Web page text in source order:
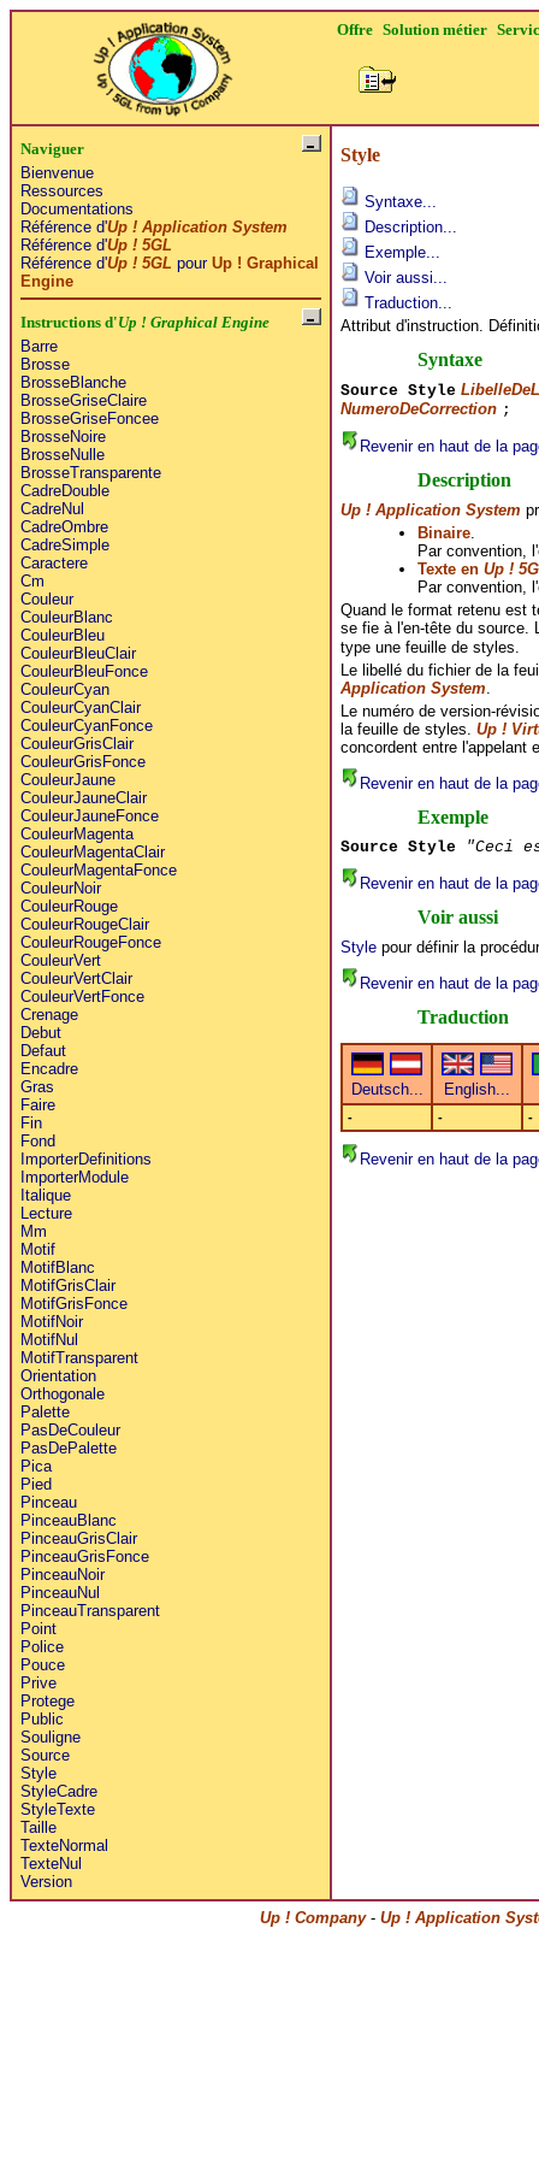
Offre Solution métier
Naviguer
Bienvenue
Ressources
Documentations
Référence d'Up ! Application System
Référence d'Up ! 5GL
Référence d'Up ! 5GL pour Up ! Graphical
Engine
Instructions d'Up ! Graphical Engine
Barre
Brosse
BrosseBlanche
BrosseGriseClaire
BrosseGriseFoncee
BrosseNoire
BrosseNulle
BrosseTransparente
CadreDouble
CadreNul
CadreOmbre
CadreSimple
Caractere
Cm
Couleur
CouleurBlanc
CouleurBleu
CouleurBleuClair
CouleurBleuFonce
CouleurCyan
CouleurCyanClair
CouleurCyanFonce
CouleurGrisClair
CouleurGrisFonce
CouleurJaune
CouleurJauneClair
CouleurJauneFonce
CouleurMagenta
CouleurMagentaClair
CouleurMagentaFonce
CouleurNoir
CouleurRouge
CouleurRougeClair
CouleurRougeFonce
CouleurVert
CouleurVertClair
CouleurVertFonce
Crenage
Debut
Defaut
Encadre
Gras
Faire
Fin
Fond
ImporterDefinitions
ImporterModule
Italique
Lecture
Mm
Motif
MotifBlanc
MotifGrisClair
MotifGrisFonce
MotifNoir
MotifNul
MotifTransparent
Orientation
Orthogonale
Palette
PasDeCouleur
PasDePalette
Pica
Pied
Pinceau
PinceauBlanc
PinceauGrisClair
PinceauGrisFonce
PinceauNoir
PinceauNul
PinceauTransparent
Point
Police
Pouce
Prive
Protege
Public
Souligne
Source
Style
StyleCadre
StyleTexte
Taille
TexteNormal
TexteNul
Version
Style
Syntaxe...
Description...
Exemple...
Voir aussi...
Traduction...
Attribut d'instruction.
Syntaxe
Source Style
NumeroDeCorrection ;
Revenir en haut de la
Description
Up ! Application System
Binaire.
Par convention,
Texte en Up !
Par convention,
Quand le format retenu est
se fie à l'en-tête du source.
type une feuille de styles.
Le libellé du fichier de la
Application System
Le numéro de version-
la feuille de styles. Up !
concordent entre l'appelant
Revenir en haut de la
Exemple
Source Style
"Ceci
Revenir en haut de la
Voir aussi
Stylepour définir la
Revenir en haut de la
Traduction
- - -
Revenir en haut de la
Up ! Company- Up ! Application